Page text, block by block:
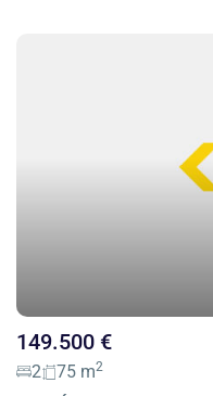
149.500 €
2 75 m2